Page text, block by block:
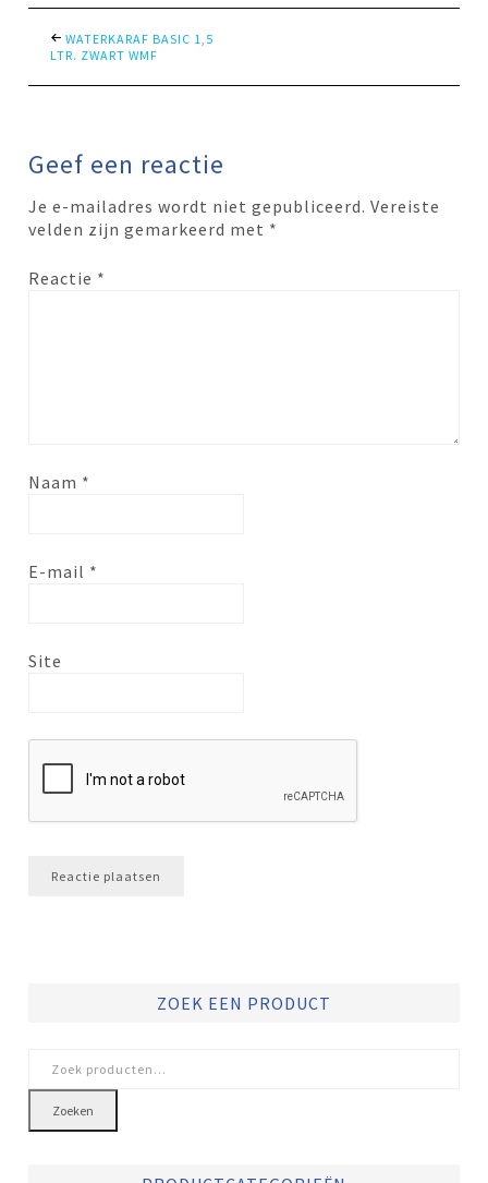
WATERKARAF BASIC 1,5
LTR. ZWART WMF
Geef een reactie
Je e-mailadres wordt niet gepubliceerd. Vereiste
velden zijn gemarkeerd met *
Reactie *
Naam *
E-mail *
Site
ZOEK EEN PRODUCT
naar:
Zoeken